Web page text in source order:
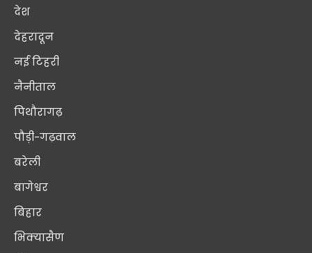
देश
देहरादून
नई टिहरी
नैनीताल
पिथौरागढ़
पौड़ी-गढ़वाल
बरेली
बागेश्वर
बिहार
भिक्यासैण